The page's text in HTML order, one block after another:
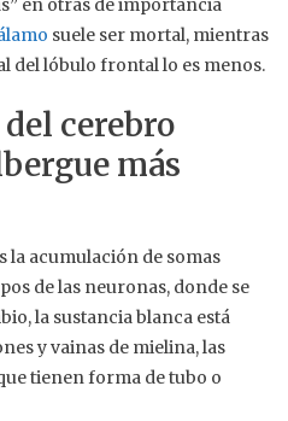
en otras de importancia
suele ser mortal, mientras
del lóbulo frontal lo es menos.
cerebro
más
la acumulación de somas
de las neuronas, donde se
la sustancia blanca está
y vainas de mielina, las
tienen forma de tubo o